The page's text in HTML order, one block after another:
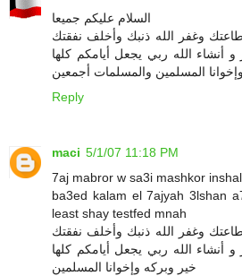
السلام عليكم جميعا
وغفر الله ذنبك وأخلف نفقتك
أنشاء الله ربي يجعل أيامكم كلها
المسلمين والمسلمات أجمعين
Reply
maci 5/1/07 11:18 PM
7aj mabror w sa3i mashkor
ba3ed kalam el 7ajyah 3lshan
least shay testfed mnah
وغفر الله ذنبك وأخلف نفقتك
أنشاء الله ربي يجعل أيامكم كلها
خير وبركه وإخوانا المسلمين